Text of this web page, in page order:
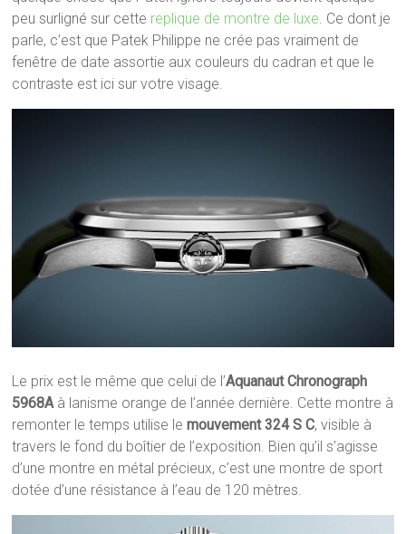
peu surligné sur cette replique de montre de luxe. Ce dont je
parle, c’est que Patek Philippe ne crée pas vraiment de
fenêtre de date assortie aux couleurs du cadran et que le
contraste est ici sur votre visage.
Le prix est le même que celui de l’Aquanaut Chronograph
5968Aà lanisme orange de l’année dernière. Cette montre à
remonter le temps utilise lemouvement 324 S C, visible à
travers le fond du boîtier de l’exposition. Bien qu’il s’agisse
d’une montre en métal précieux, c’est une montre de sport
dotée d’une résistance à l’eau de 120 mètres.